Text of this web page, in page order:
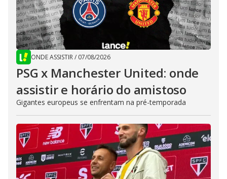
ONDE ASSISTIR/ 07/08/2026
PSG x Manchester United: onde
assistir e horário do amistoso
Gigantes europeus se enfrentam na pré-temporada